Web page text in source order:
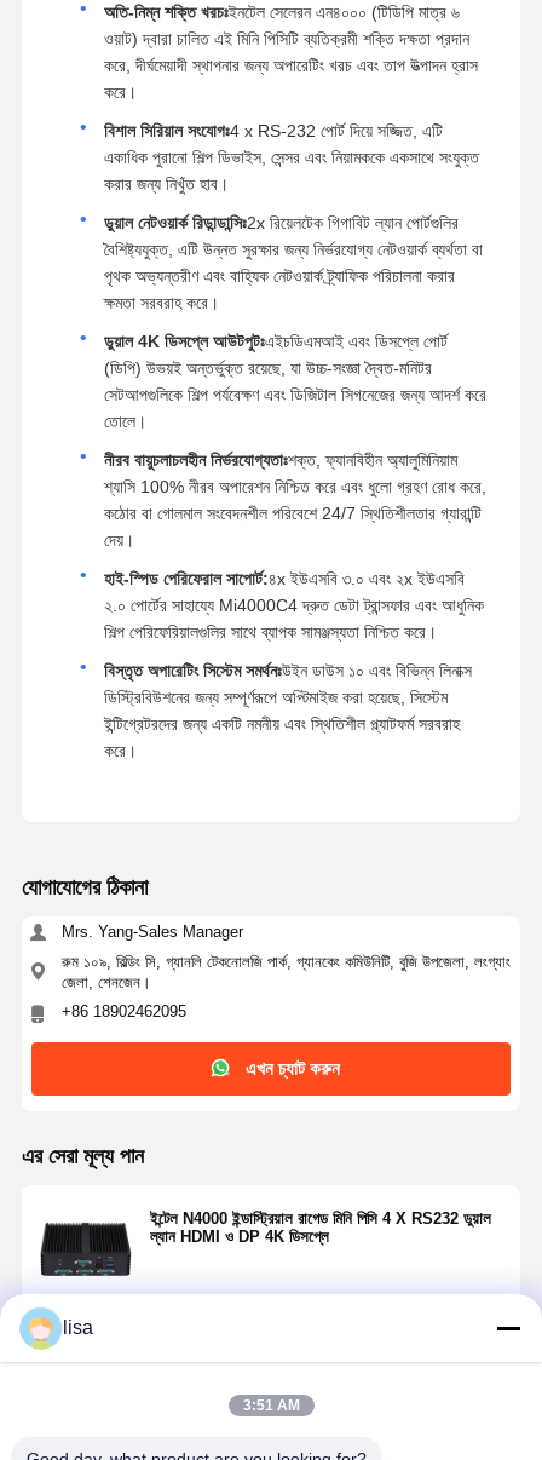
অতি-নিম্ন শক্তি খরচঃইনটেল সেলেরন এন৪০০০ (টিডিপি মাত্র ৬
ওয়াট) দ্বারা চালিত এই মিনি পিসিটি ব্যতিক্রমী শক্তি দক্ষতা প্রদান
করে, দীর্ঘমেয়াদী স্থাপনার জন্য অপারেটিং খরচ এবং তাপ উত্পাদন হ্রাস
করে।
বিশাল সিরিয়াল সংযোগঃ4 x RS-232 পোর্ট দিয়ে সজ্জিত, এটি
একাধিক পুরানো শিল্প ডিভাইস, সেন্সর এবং নিয়ামককে একসাথে সংযুক্ত
করার জন্য নিখুঁত হাব।
ডুয়াল নেটওয়ার্ক রিডান্ডান্সিঃ2x রিয়েলটেক গিগাবিট ল্যান পোর্টগুলির
বৈশিষ্ট্যযুক্ত, এটি উন্নত সুরক্ষার জন্য নির্ভরযোগ্য নেটওয়ার্ক ব্যর্থতা বা
পৃথক অভ্যন্তরীণ এবং বাহ্যিক নেটওয়ার্ক ট্র্যাফিক পরিচালনা করার
ক্ষমতা সরবরাহ করে।
ডুয়াল 4K ডিসপ্লে আউটপুটঃএইচডিএমআই এবং ডিসপ্লে পোর্ট
(ডিপি) উভয়ই অন্তর্ভুক্ত রয়েছে, যা উচ্চ-সংজ্ঞা দ্বৈত-মনিটর
সেটআপগুলিকে শিল্প পর্যবেক্ষণ এবং ডিজিটাল সিগনেজের জন্য আদর্শ করে
তোলে।
নীরব বায়ুচলাচলহীন নির্ভরযোগ্যতাঃশক্ত, ফ্যানবিহীন অ্যালুমিনিয়াম
শ্যাসি 100% নীরব অপারেশন নিশ্চিত করে এবং ধুলো গ্রহণ রোধ করে,
কঠোর বা গোলমাল সংবেদনশীল পরিবেশে 24/7 স্থিতিশীলতার গ্যারান্টি
দেয়।
হাই-স্পিড পেরিফেরাল সাপোর্ট:৪x ইউএসবি ৩.০ এবং ২x ইউএসবি
২.০ পোর্টের সাহায্যে Mi4000C4 দ্রুত ডেটা ট্রান্সফার এবং আধুনিক
শিল্প পেরিফেরিয়ালগুলির সাথে ব্যাপক সামঞ্জস্যতা নিশ্চিত করে।
বিস্তৃত অপারেটিং সিস্টেম সমর্থনঃউইন ডাউস ১০ এবং বিভিন্ন লিনাক্স
ডিস্ট্রিবিউশনের জন্য সম্পূর্ণরূপে অপ্টিমাইজ করা হয়েছে, সিস্টেম
ইন্টিগ্রেটরদের জন্য একটি নমনীয় এবং স্থিতিশীল প্ল্যাটফর্ম সরবরাহ
করে।
যোগাযোগের ঠিকানা
Mrs. Yang-Sales Manager
রুম ১০৯, বিল্ডিং সি, গ্যানলি টেকনোলজি পার্ক, গ্যানকেং কমিউনিটি, বুজি উপজেলা, লংগ্যাং
জেলা, শেনজেন।
+86 18902462095
এখন চ্যাট করুন
এর সেরা মূল্য পান
ইন্টেল N4000 ইন্ডাস্ট্রিয়াল রাগেড মিনি পিসি 4 X RS232 ডুয়াল
ল্যান HDMI ও DP 4K ডিসপ্লে
lisa
3:51 AM